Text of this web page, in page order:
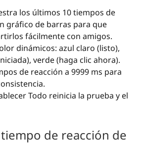
los últimos 10 tiempos de
gráfico de barras para que
fácilmente con amigos.
dinámicos: azul claro (listo),
verde (haga clic ahora).
de reacción a 9999 ms para
Todo reinicia la prueba y el
de reacción de